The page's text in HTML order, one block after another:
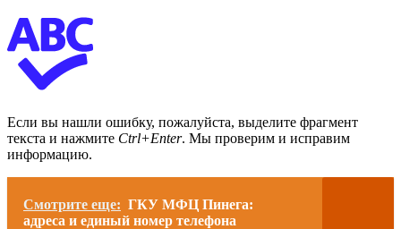
Если вы нашли ошибку, пожалуйста, выделите фрагмент
текста и нажмите Ctrl+Enter. Мы проверим и исправим
информацию.
Смотрите еще: ГКУ МФЦ Пинега:
адреса и единый номер телефона